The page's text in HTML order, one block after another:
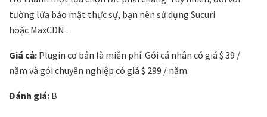
tường lửa bảo mật thực sự, bạn nên sử dụng Sucuri
hoặc MaxCDN .
Giá cả: Plugin cơ bản là miễn phí. Gói cá nhân có giá $ 39 /
năm và gói chuyên nghiệp có giá $ 299 / năm.
Đánh giá: B